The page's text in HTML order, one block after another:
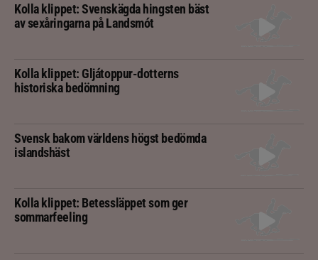
Kolla klippet: Svenskägda hingsten bäst
av sexåringarna på Landsmót
Kolla klippet: Gljátoppur-dotterns
historiska bedömning
Svensk bakom världens högst bedömda
islandshäst
Kolla klippet: Betessläppet som ger
sommarfeeling